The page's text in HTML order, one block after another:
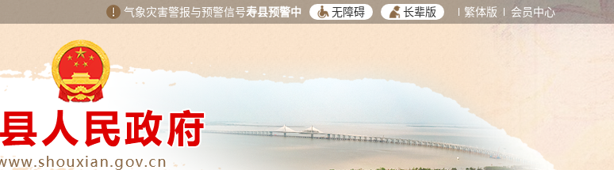
气象灾害警报与预警信号寿县预警中 无障碍 长辈版 繁体版 会员中心